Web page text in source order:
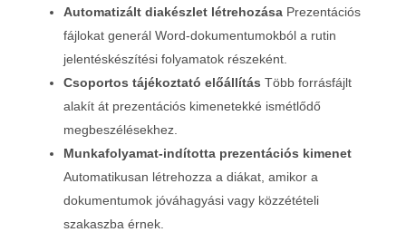
Automatizált diakészlet létrehozása Prezentációs
fájlokat generál Word‑dokumentumokból a rutin
jelentéskészítési folyamatok részeként.
Csoportos tájékoztató előállítás Több forrásfájlt
alakít át prezentációs kimenetekké ismétlődő
megbeszélésekhez.
Munkafolyamat‑indította prezentációs kimenet
Automatikusan létrehozza a diákat, amikor a
dokumentumok jóváhagyási vagy közzétételi
szakaszba érnek.